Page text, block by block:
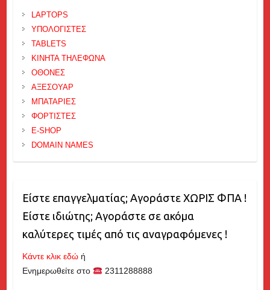
LAPTOPS
ΥΠΟΛΟΓΙΣΤΕΣ
TABLETS
ΚΙΝΗΤΑ ΤΗΛΕΦΩΝΑ
ΟΘΟΝΕΣ
ΑΞΕΣΟΥΑΡ
ΜΠΑΤΑΡΙΕΣ
ΦΟΡΤΙΣΤΕΣ
E-SHOP
DOMAIN NAMES
Είστε επαγγελματίας; Αγοράστε ΧΩΡΙΣ ΦΠΑ !
Είστε ιδιώτης; Αγοράστε σε ακόμα
καλύτερες τιμές από τις αναγραφόμενες !
Κάντε κλικ εδώή
Ενημερωθείτε στο
2311288888